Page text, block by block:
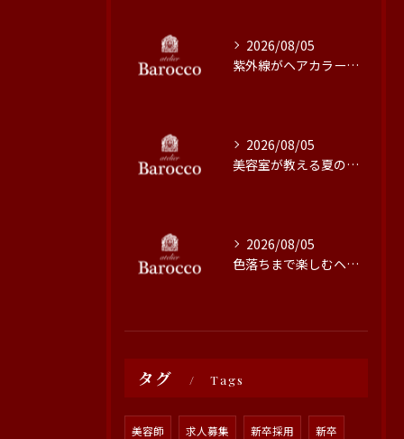
2026/08/05
紫外線がヘアカラーに与える影響と対策
2026/08/05
美容室が教える夏の最旬ヘアカラー技術
2026/08/05
色落ちまで楽しむヘアカラーの秘訣
タグ Tags
美容師 求人募集 新卒採用 新卒